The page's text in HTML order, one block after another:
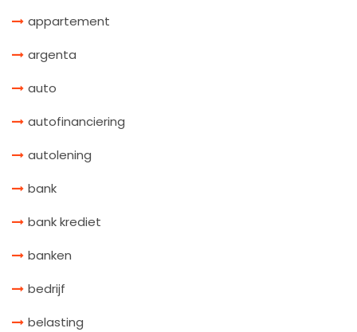
appartement
argenta
auto
autofinanciering
autolening
bank
bank krediet
banken
bedrijf
belasting